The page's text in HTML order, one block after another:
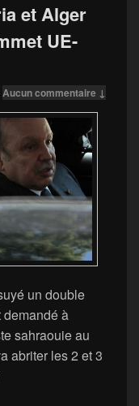
et Alger
UE-
Aucun commentaire ↓
un double
à
sahraouie au
abriter les 2 et 3
Pretoria et Alger